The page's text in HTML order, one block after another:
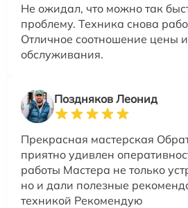
Не ожидал, что можно так
проблему. Техника снова
Отличное соотношение цены
обслуживания.
Поздняков Леонид
Прекрасная мастерская
приятно удивлен
работы Мастера не только
но и дали полезные
техникой Рекомендую